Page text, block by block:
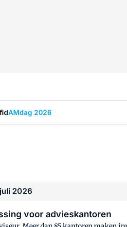
AMdag 2026
juli 2026
voor advieskantoren